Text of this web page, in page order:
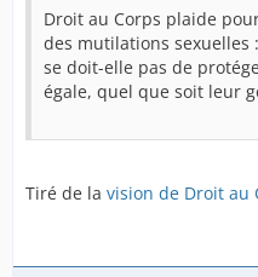
Droit au Corps plaide
des mutilations sexuelles
se doit-elle pas de
égale, quel que soit leur
Tiré de la vision de Droit au